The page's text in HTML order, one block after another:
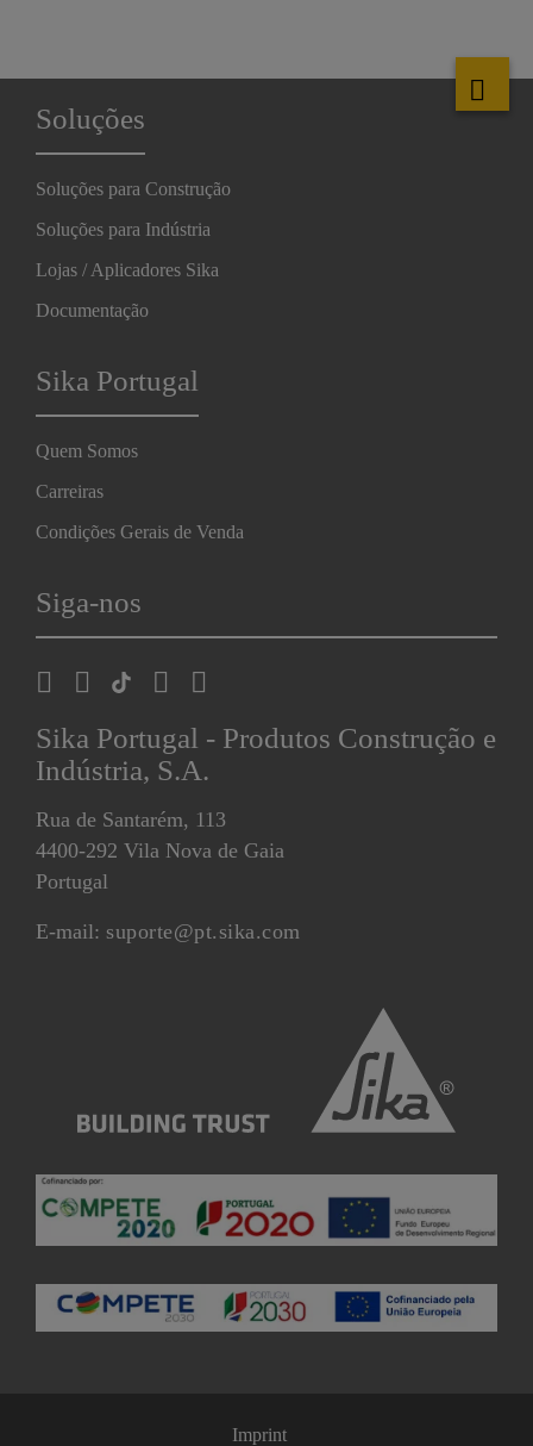
Soluções
Soluções para Construção
Soluções para Indústria
Lojas / Aplicadores Sika
Documentação
Sika Portugal
Quem Somos
Carreiras
Condições Gerais de Venda
Siga-nos
Sika Portugal - Produtos Construção e
Indústria, S.A.
Rua de Santarém, 113
4400-292 Vila Nova de Gaia
Portugal
E-mail: suporte@pt.sika.com
Imprint